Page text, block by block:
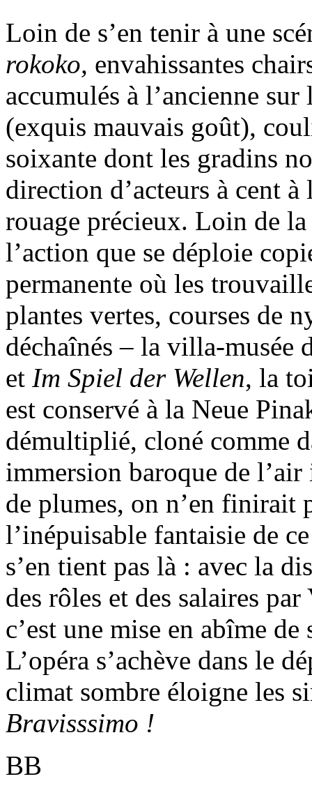
Loin de s’en tenir à une
rokoko, envahissantes
accumulés à l’ancienne
(exquis mauvais goût),
soixante dont les gradins
direction d’acteurs à cent
rouage précieux. Loin de
l’action que se déploie
permanente où les
plantes vertes, courses de
déchaînés – la villa-musée
et Im Spiel der Wellen, la
est conservé à la Neue
démultiplié, cloné comme
immersion baroque de
de plumes, on n’en finirait
l’inépuisable fantaisie de
s’en tient pas là : avec la
des rôles et des salaires
c’est une mise en abîme
L’opéra s’achève dans le
climat sombre éloigne les
Bravisssimo !
BB